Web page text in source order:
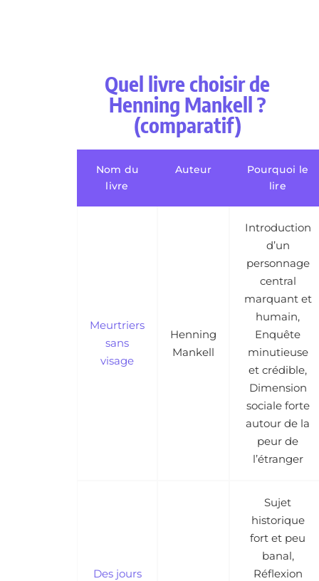
Quel livre choisir de
Henning Mankell ?
(comparatif)
Nom du
livre
Auteur
Pourquoi le
lire
Meurtriers
sans
visage
Henning
Mankell
Introduction
d’un
personnage
central
marquant et
humain,
Enquête
minutieuse
et crédible,
Dimension
sociale forte
autour de la
peur de
l’étranger
Des jours
Sujet
historique
fort et peu
banal,
Réflexion